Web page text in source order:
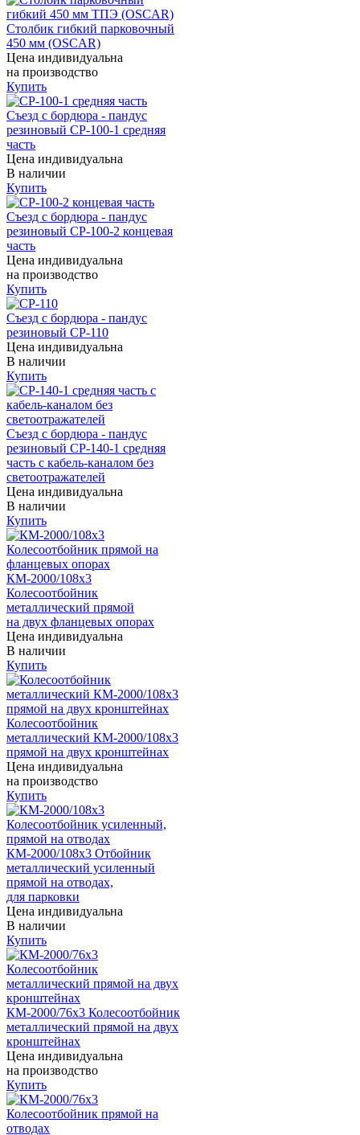
Столбик гибкий парковочный
450 мм (OSCAR)
Цена индивидуальна
на производство
Купить
Съезд с бордюра - пандус
резиновый СР-100-1 средняя
часть
Цена индивидуальна
В наличии
Купить
Съезд с бордюра - пандус
резиновый СР-100-2 концевая
часть
Цена индивидуальна
на производство
Купить
Съезд с бордюра - пандус
резиновый СР-110
Цена индивидуальна
В наличии
Купить
Съезд с бордюра - пандус
резиновый СР-140-1 средняя
часть с кабель-каналом без
светоотражателей
Цена индивидуальна
В наличии
Купить
КМ-2000/108х3
Колесоотбойник
металлический прямой
на двух фланцевых опорах
Цена индивидуальна
В наличии
Купить
Колесоотбойник
металлический КМ-2000/108х3
прямой на двух кронштейнах
Цена индивидуальна
на производство
Купить
КМ-2000/108х3 Отбойник
металлический усиленный
прямой на отводах,
для парковки
Цена индивидуальна
В наличии
Купить
КМ-2000/76х3 Колесоотбойник
металлический прямой на двух
кронштейнах
Цена индивидуальна
на производство
Купить